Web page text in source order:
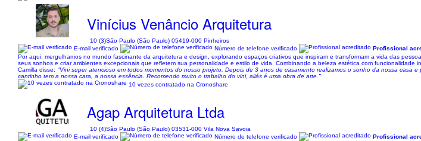
Vinícius Venâncio Arquitetura
10 (3)São Paulo (São Paulo) 05419-000 Pinheiros
E-mail verificado
Número de telefone verificado
Profissional
Por aqui, mergulhamos no mundo fascinante da arquitetura e design, explorando espaços criativos que inspiram e transformam a vida das
seus sonhos e criar ambientes excepcionais que refletem sua personalidade e estilo de vida. Combinando a beleza estética com funcionalidade
Camilla disse: "Vini super atencioso em todos momentos do nosso projeto. Depois de 3 anos de casamento realizamos o sonho da nossa casa
cantinho tem a nossa cara, a nossa essência. Recomendo muito o trabalho do vini, aliás é uma obra de arte."
10 vezes contratado na Cronoshare
Agap Arquitetura Ltda
10 (4)São Paulo (São Paulo) 03531-000 Vila Nova Savoia
E-mail verificado
Número de telefone verificado
Profissional